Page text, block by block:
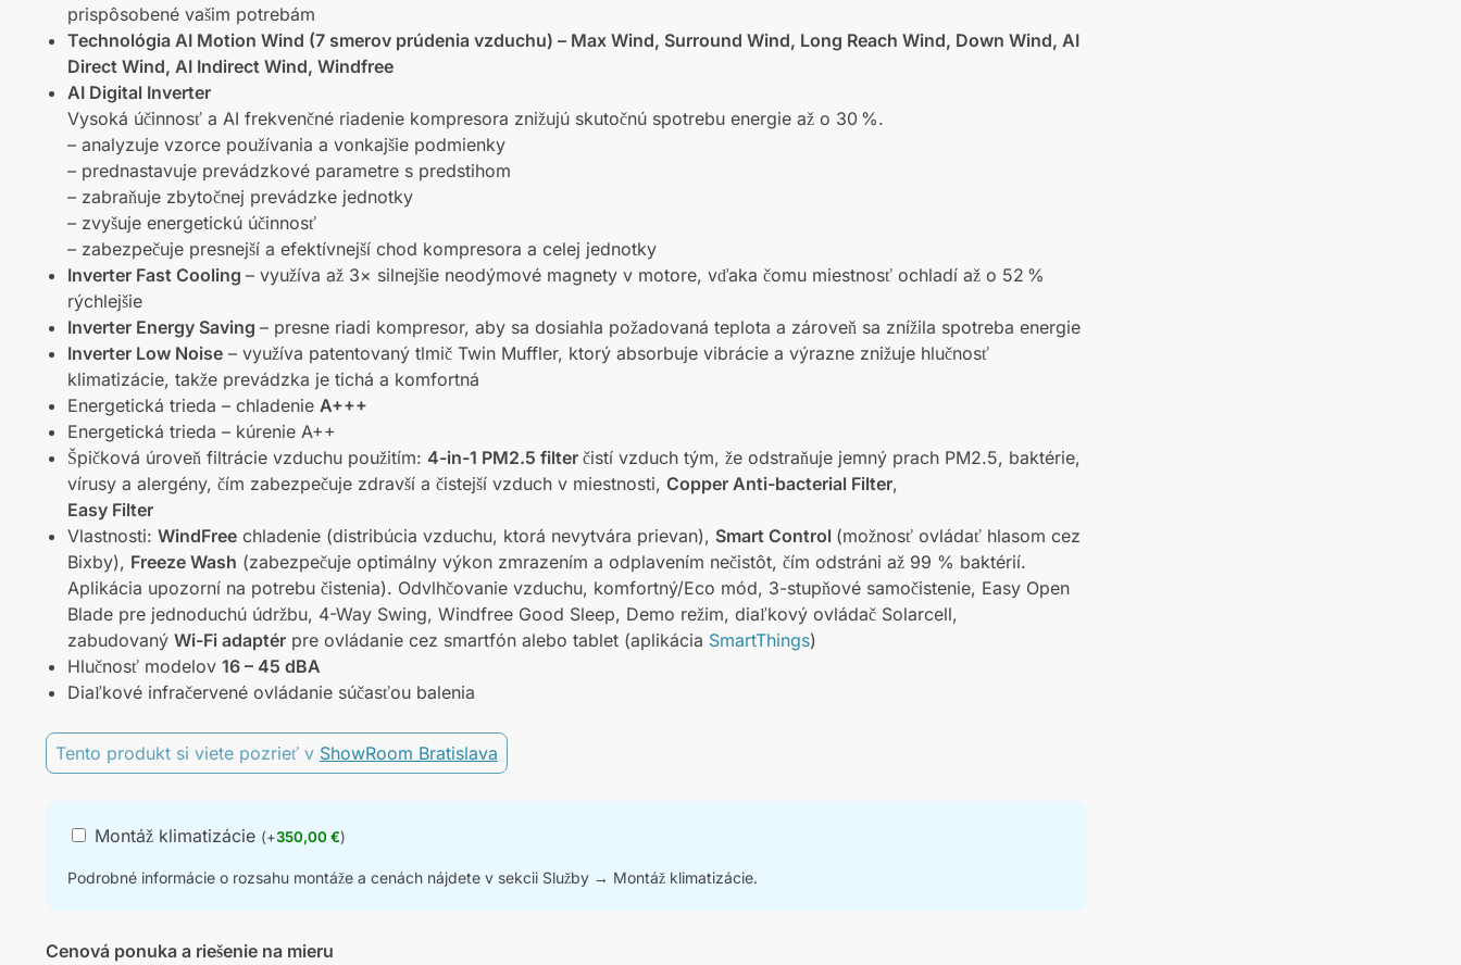
prispôsobené vašim potrebám
Technológia AI Motion Wind (7 smerov prúdenia vzduchu) – Max Wind, Surround Wind, Long Reach Wind, Down Wind, AI
Direct Wind, AI Indirect Wind, Windfree
AI Digital Inverter
Vysoká účinnosť a AI frekvenčné riadenie kompresora znižujú skutočnú spotrebu energie až o 30 %.
– analyzuje vzorce používania a vonkajšie podmienky
– prednastavuje prevádzkové parametre s predstihom
– zabraňuje zbytočnej prevádzke jednotky
– zvyšuje energetickú účinnosť
– zabezpečuje presnejší a efektívnejší chod kompresora a celej jednotky
Inverter Fast Cooling – využíva až 3× silnejšie neodýmové magnety v motore, vďaka čomu miestnosť ochladí až o 52 %
rýchlejšie
Inverter Energy Saving – presne riadi kompresor, aby sa dosiahla požadovaná teplota a zároveň sa znížila spotreba energie
Inverter Low Noise– využíva patentovaný tlmič Twin Muffler, ktorý absorbuje vibrácie a výrazne znižuje hlučnosť
klimatizácie, takže prevádzka je tichá a komfortná
Energetická trieda – chladenie A+++
Energetická trieda – kúrenie A++
Špičková úroveň filtrácie vzduchu použitím: 4-in-1 PM2.5 filter čistí vzduch tým, že odstraňuje jemný prach PM2.5, baktérie,
vírusy a alergény, čím zabezpečuje zdravší a čistejší vzduch v miestnosti, Copper Anti-bacterial Filter,
Easy Filter
Vlastnosti: WindFreechladenie (distribúcia vzduchu, ktorá nevytvára prievan), Smart Control (možnosť ovládať hlasom cez
Bixby), Freeze Wash (zabezpečuje optimálny výkon zmrazením a odplavením nečistôt, čím odstráni až 99 % baktérií.
Aplikácia upozorní na potrebu čistenia). Odvlhčovanie vzduchu, komfortný/Eco mód, 3-stupňové samočistenie, Easy Open
Blade pre jednoduchú údržbu, 4-Way Swing, Windfree Good Sleep, Demo režim, diaľkový ovládač Solarcell,
zabudovaný Wi-Fi adaptérpre ovládanie cez smartfón alebo tablet (aplikácia SmartThings)
Hlučnosť modelov 16 – 45 dBA
Diaľkové infračervené ovládanie súčasťou balenia
Tento produkt si viete pozrieť v ShowRoom Bratislava
Montáž klimatizácie (+350,00€)
Podrobné informácie o rozsahu montáže a cenách nájdete v sekcii Služby → Montáž klimatizácie.
Cenová ponuka a riešenie na mieru